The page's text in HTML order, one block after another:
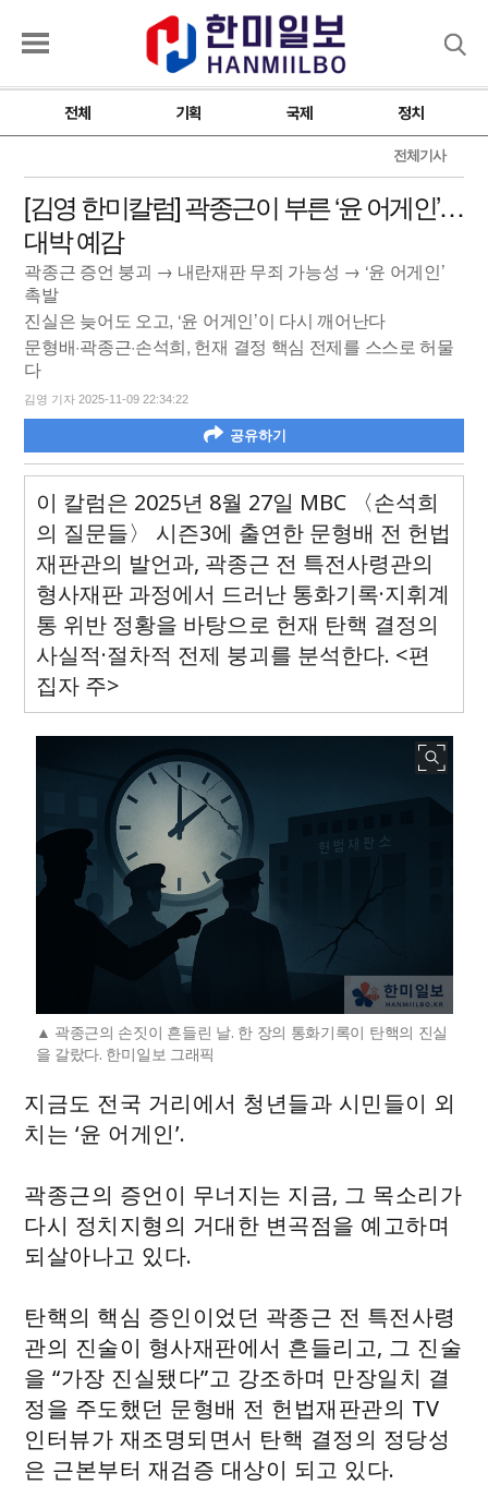
전체 기획 국제 정치
전체기사
[김영 한미칼럼] 곽종근이 부른 ‘윤 어게인’…
대박 예감
곽종근 증언 붕괴 → 내란재판 무죄 가능성 → ‘윤 어게인’
촉발
진실은 늦어도 오고, ‘윤 어게인’이 다시 깨어난다
문형배·곽종근·손석희, 헌재 결정 핵심 전제를 스스로 허물
다
김영 기자 2025-11-09 22:34:22
공유하기
이 칼럼은 2025년 8월 27일 MBC 〈손석희
의 질문들〉 시즌3에 출연한 문형배 전 헌법
재판관의 발언과, 곽종근 전 특전사령관의
형사재판 과정에서 드러난 통화기록·지휘계
통 위반 정황을 바탕으로 헌재 탄핵 결정의
사실적·절차적 전제 붕괴를 분석한다. <편
집자 주>
곽종근의 손짓이 흔들린 날. 한 장의 통화기록이 탄핵의 진실
을 갈랐다. 한미일보 그래픽
지금도 전국 거리에서 청년들과 시민들이 외
치는 ‘윤 어게인’.
곽종근의 증언이 무너지는 지금, 그 목소리가
다시 정치지형의 거대한 변곡점을 예고하며
되살아나고 있다.
탄핵의 핵심 증인이었던 곽종근 전 특전사령
관의 진술이 형사재판에서 흔들리고, 그 진술
을 “가장 진실됐다”고 강조하며 만장일치 결
정을 주도했던 문형배 전 헌법재판관의 TV
인터뷰가 재조명되면서 탄핵 결정의 정당성
은 근본부터 재검증 대상이 되고 있다.